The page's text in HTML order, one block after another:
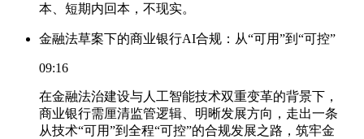
本、短期内回本，不现实。
金融法草案下的商业银行AI合规：从“可用”到“可控”
09:16
在金融法治建设与人工智能技术双重变革的背景下，
商业银行需厘清监管逻辑、明晰发展方向，走出一条
从技术“可用”到全程“可控”的合规发展之路，筑牢金